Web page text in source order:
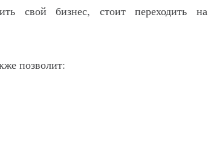
свой бизнес, стоит переходить на
позволит: